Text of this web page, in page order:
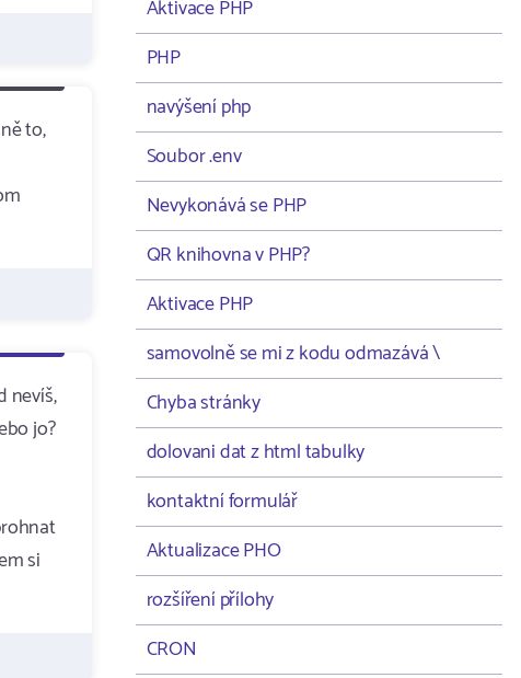
to,
nevíš,
jo?
si
Aktivace PHP
PHP
navýšení php
Soubor .env
Nevykonává se PHP
QR knihovna v PHP?
Aktivace PHP
samovolně se mi z kodu odmazává \
Chyba stránky
dolovani dat z html tabulky
kontaktní formulář
Aktualizace PHO
rozšíření přílohy
CRON